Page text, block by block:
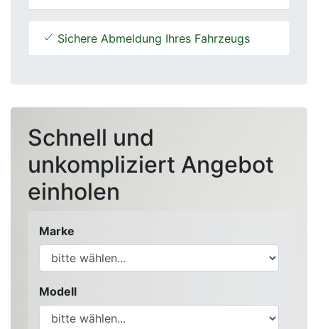
Sichere Abmeldung Ihres Fahrzeugs
Schnell und
unkompliziert Angebot
einholen
Marke
Modell